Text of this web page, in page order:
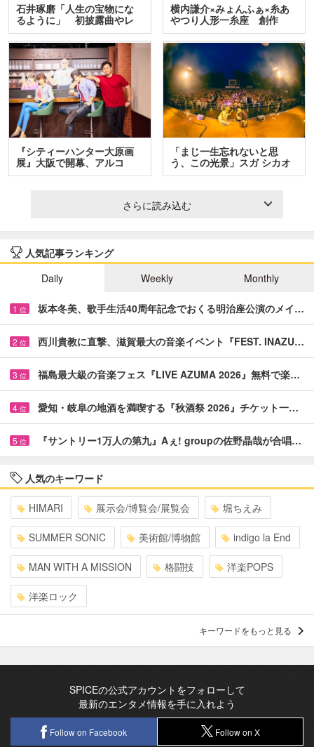
石井琢磨「人生の宝物にな
るように」 初披露曲やレ
ア…
横内謙介×みょんふぁ×糸あ
やつり人形一糸座 創作
人…
『シティーハンター大原画
展』大阪で開幕、アルコ
＆…
「まじ一生忘れないと思
う、この光景」スガ シカオ
と…
さらに読み込む
人気記事ランキング
Daily
Weekly Monthly
1 位 坂本冬美、歌手生活40周年記念でおくる明治座公演のメイ…
2 位 西川貴教に直撃、滋賀最大の音楽イベント『FEST. INAZU…
3 位 福島最大級の音楽フェス『LIVE AZUMA 2026』無料で楽…
4 位 愛知・岐阜の地酒を満喫する『秋酒祭 2026』チケット一…
5 位 『サントリー1万人の第九』Aぇ! groupの佐野晶哉が合唱…
人気のキーワード
HIMARI 展示会/博覧会/展覧会 堀ちえみ
SUMMER SONIC 美術館/博物館 indigo la End
MAN WITH A MISSION 格闘技 洋楽POPS
洋楽ロック
キーワードをもっと見る
SPICEの公式アカウントをフォローして
最新のエンタメ情報を手に入れよう
Follow on Facebook Follow on X